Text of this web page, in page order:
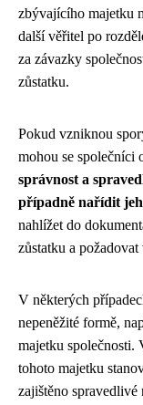
zbývajícího majetku
další věřitel po
za závazky
zůstatku.
Pokud vzniknou
mohou se společníci
správnost a
případně nařídit
nahlížet do
zůstatku a
V některých
nepeněžité formě,
majetku společnosti.
tohoto majetku
zajištěno